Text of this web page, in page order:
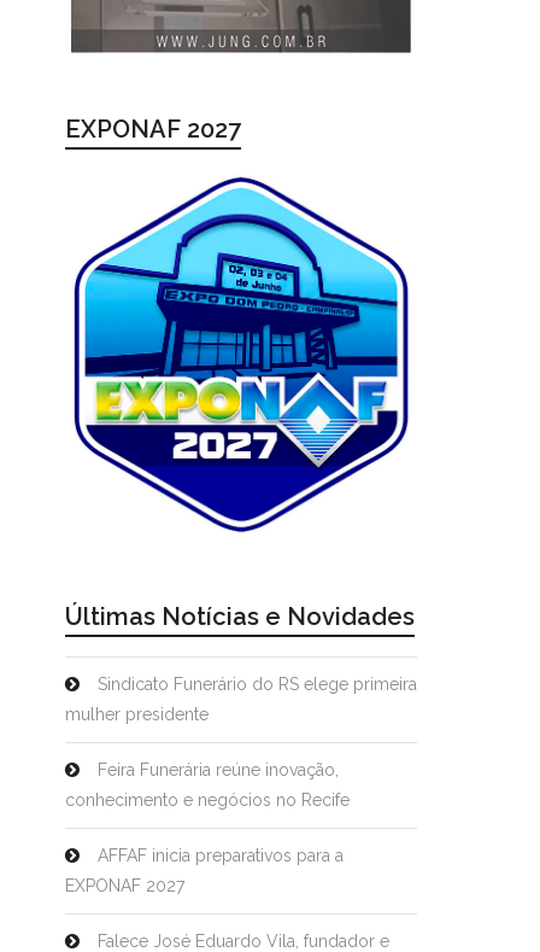
EXPONAF 2027
Últimas Notícias e Novidades
Sindicato Funerário do RS elege primeira
mulher presidente
Feira Funerária reúne inovação,
conhecimento e negócios no Recife
AFFAF inicia preparativos para a
EXPONAF 2027
Falece José Eduardo Vila, fundador e